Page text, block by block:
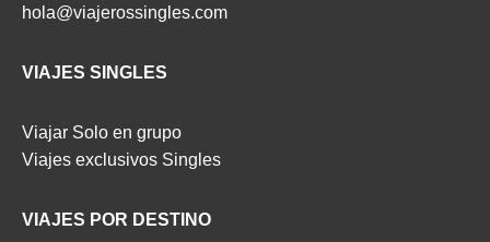
hola@viajerossingles.com
VIAJES SINGLES
Viajar Solo en grupo
Viajes exclusivos Singles
VIAJES POR DESTINO